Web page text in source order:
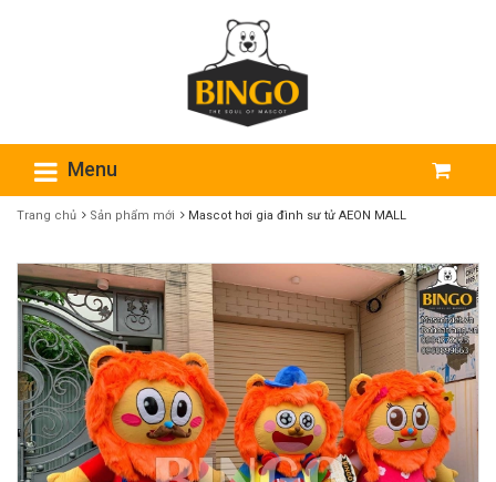
Menu
Trang chủ Sản phẩm mới Mascot hơi gia đình sư tử AEON MALL